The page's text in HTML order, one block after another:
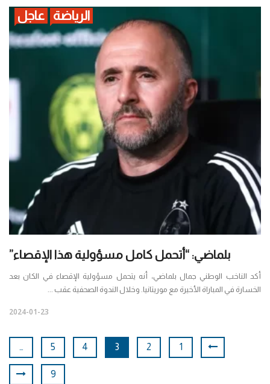
الرياضة عاجل
بلماضي: “أتحمل كامل مسؤولية هذا الإقصاء”
أكد الناخب الوطني جمال بلماضي، أنه يتحمل مسؤولية الإقصاء في الكان بعد
الخسارة في المباراة الأخيرة مع موريتانيا. وخلال الندوة الصحفية عقب ...
2024-01-23
1
2
3
4
5
…
9